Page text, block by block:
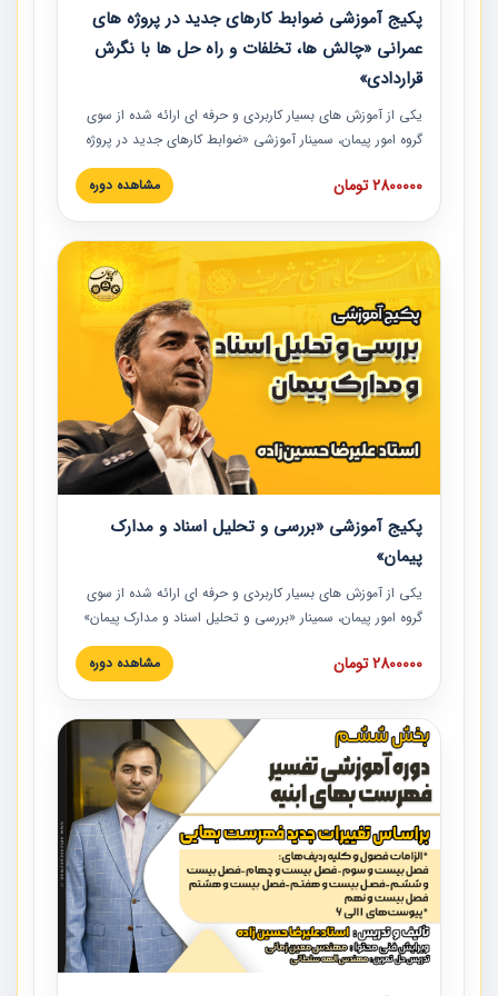
پکیج آموزشی ضوابط کارهای جدید در پروژه های
عمرانی «چالش ها، تخلفات و راه حل ها با نگرش
قراردادی»
یکی از آموزش‏‏‏‏‏‏ های بسیار کاربردی و حرفه‏ ای ارائه شده از سوی
گروه امور پیمان، سمینار آموزشی «ضوابط کارهای جدید در پروژه
های عمرانی» چالش ها، تخلفات و راه حل ها با نگرش قراردادی
است که در محل سندیکای شرکت های ساختمانی کشور ارائه شد.
مدارک پیمان به همراه تجربیات عملی ارائه شده است.
2800000 تومان مشاهده دوره
پکیج آموزشی «بررسی و تحلیل اسناد و مدارک
پیمان»
یکی از آموزش‏‏‏‏‏‏ های بسیار کاربردی و حرفه‏ ای ارائه شده از سوی
گروه امور پیمان، سمینار «بررسی و تحلیل اسناد و مدارک پیمان»
است که در دانشگاه صنعتی شریف ارائه شد. در این آموزش
نکات کلیدی مربوط به اسناد و مدارک پیمان، اولویت بندی اسناد
پیمان به همراه تجربیات عملی در این خصوص ارائه شده است.
2800000 تومان مشاهده دوره